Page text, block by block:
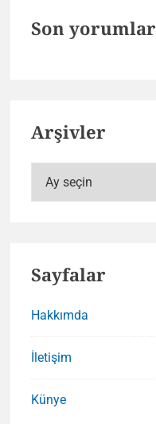
Son yorumlar
Arşivler
Sayfalar
Hakkımda
İletişim
Künye